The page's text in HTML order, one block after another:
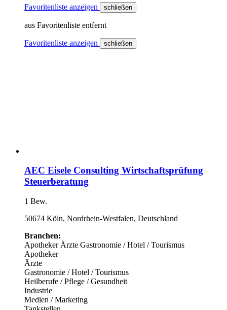
Favoritenliste anzeigen schließen
aus Favoritenliste entfernt
Favoritenliste anzeigen schließen
AEC Eisele Consulting Wirtschaftsprüfung
Steuerberatung
1 Bew.
50674 Köln, Nordrhein-Westfalen, Deutschland
Branchen:
Apotheker Ärzte Gastronomie / Hotel / Tourismus
Apotheker
Ärzte
Gastronomie / Hotel / Tourismus
Heilberufe / Pflege / Gesundheit
Industrie
Medien / Marketing